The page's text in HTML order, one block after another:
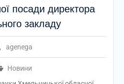
посади директора
закладу
agenega
Новини